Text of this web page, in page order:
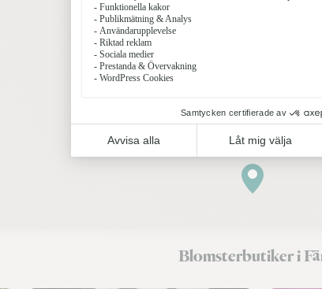
Blomsterbutiker i